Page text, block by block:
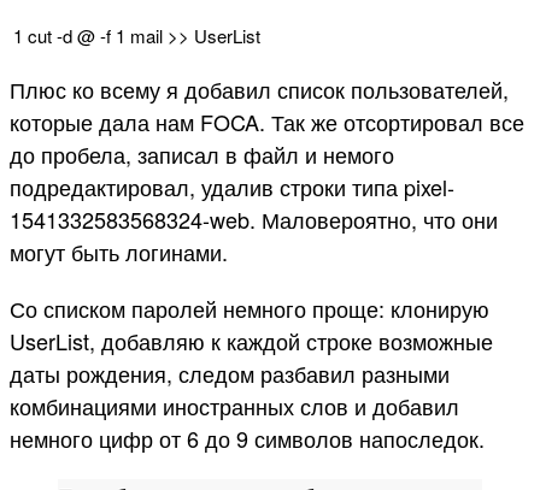
1 cut-d@-f 1 mail >> UserList
Плюс ко всему я добавил список пользователей,
которые дала нам FOCA. Так же отсортировал все
до пробела, записал в файл и немого
подредактировал, удалив строки типа pixel-
1541332583568324-web. Маловероятно, что они
могут быть логинами.
Со списком паролей немного проще: клонирую
UserList, добавляю к каждой строке возможные
даты рождения, следом разбавил разными
комбинациями иностранных слов и добавил
немного цифр от 6 до 9 символов напоследок.